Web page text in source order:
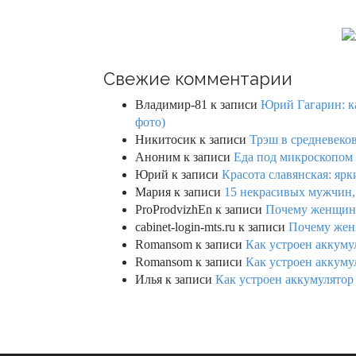
o
Свежие комментарии
Владимир-81 к записи Юрий Гагарин:
фото)
Никитосик к записи Трэш в
Аноним к записи Еда под микроскопом
Юрий к записи Красота славянская:
Мария к записи 15 некрасивых
ProProdvizhEn к записи Почему
cabinet-login-mts.ru к записи Почему
Romansom к записи Как устроен
Romansom к записи Как устроен
Илья к записи Как устроен